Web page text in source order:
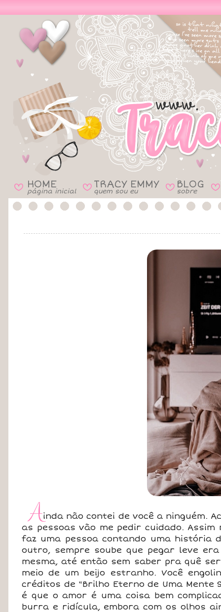
B HOME
página inicial B TRACY EMMY
quem sou eu B BLOG
sobre B
Ainda não contei de você a ninguém.
as pessoas vão me pedir cuidado.
faz uma pessoa contando uma história
outro, sempre soube que pegar leve
mesma, até então sem saber pra quê
meio de um beijo estranho. Você
créditos de "Brilho Eterno de Uma Mente
é que o amor é uma coisa bem
burra e ridícula, embora com os olhos